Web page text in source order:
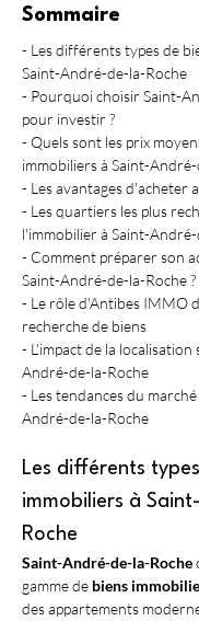
Sommaire
- Les différents types de
Saint-André-de-la-Roche
- Pourquoi choisir Saint-
pour investir ?
- Quels sont les prix
immobiliers à Saint-
- Les avantages d'acheter
- Les quartiers les plus
l'immobilier à Saint-
- Comment préparer son
Saint-André-de-la-Roche ?
- Le rôle d'Antibes IMMO
recherche de biens
- L'impact de la localisation
André-de-la-Roche
- Les tendances du
André-de-la-Roche
Les différents
immobiliers à
Roche
Saint-André-de-la-Roche
gamme de biens
des appartements